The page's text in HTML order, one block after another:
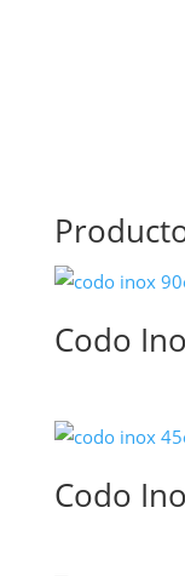
Codo
Codo